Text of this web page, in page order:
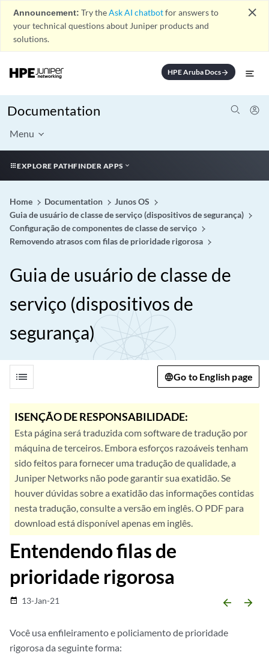
Announcement: Try theAsk AI chatbotfor answers to
your technical questions about Juniper products and
solutions.
close
HPE Aruba Docsarrow_forward
Documentation
Menu
EXPLORE PATHFINDER APPS
Home Documentation
Junos OS
Guia de usuário de classe de serviço (dispositivos de segurança)
Configuração de componentes de classe de serviço
Removendo atrasos com filas de prioridade rigorosa
Guia de usuário de classe de
serviço (dispositivos de
segurança)
list Go to English page
ISENÇÃO DE RESPONSABILIDADE:
Esta página será traduzida com software de tradução por
máquina de terceiros. Embora esforços razoáveis tenham
sido feitos para fornecer uma tradução de qualidade, a
Juniper Networks não pode garantir sua exatidão. Se
houver dúvidas sobre a exatidão das informações contidas
nesta tradução, consulte a versão em inglês. O PDF para
download está disponível apenas em inglês.
Entendendo filas de
prioridade rigorosa
date_range 13-Jan-21 arrow_backward arrow_forward
Você usa enfileiramento e policiamento de prioridade
rigorosa da seguinte forma: